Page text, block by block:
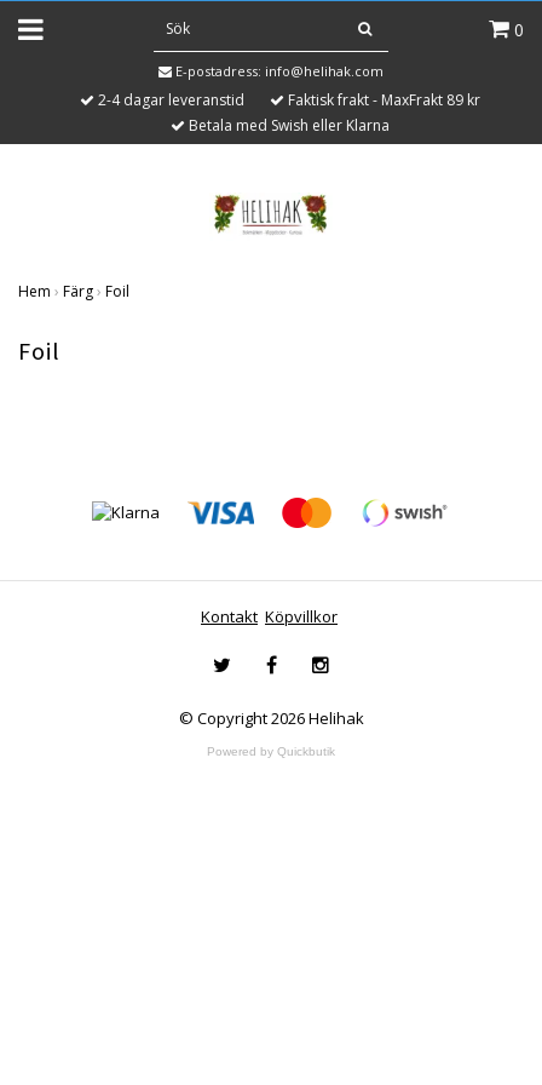
0
E-postadress: info@helihak.com
2-4 dagar leveranstid
Faktisk frakt - MaxFrakt 89 kr
Betala med Swish eller Klarna
Hem › Färg› Foil
Foil
Kontakt Köpvillkor
© Copyright 2026 Helihak
Powered by Quickbutik